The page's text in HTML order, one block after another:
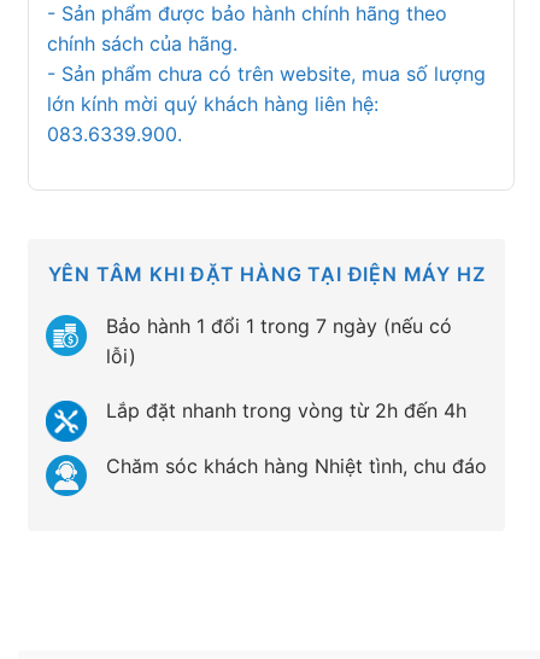
- Sản phẩm được bảo hành chính hãng theo
chính sách của hãng.
- Sản phẩm chưa có trên website, mua số lượng
lớn kính mời quý khách hàng liên hệ:
083.6339.900.
YÊN TÂM KHI ĐẶT HÀNG TẠI ĐIỆN MÁY HZ
Bảo hành 1 đổi 1 trong 7 ngày (nếu có
lỗi)
Lắp đặt nhanh trong vòng từ 2h đến 4h
Chăm sóc khách hàng Nhiệt tình, chu đáo